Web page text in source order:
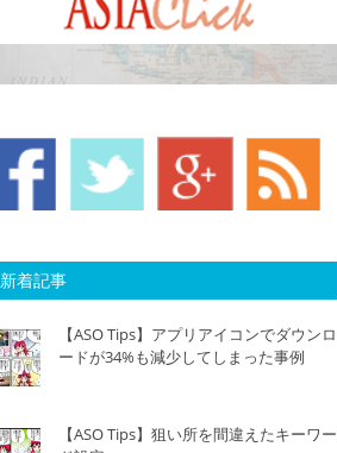
新着記事
【ASO Tips】アプリアイコンでダウンロ
ードが34%も減少してしまった事例
【ASO Tips】狙い所を間違えたキーワー